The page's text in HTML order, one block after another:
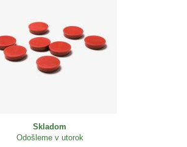
Skladom
Odošleme v utorok